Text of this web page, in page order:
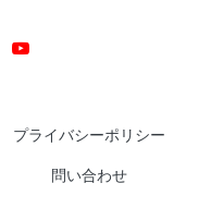
プライバシーポリシー
問い合わせ